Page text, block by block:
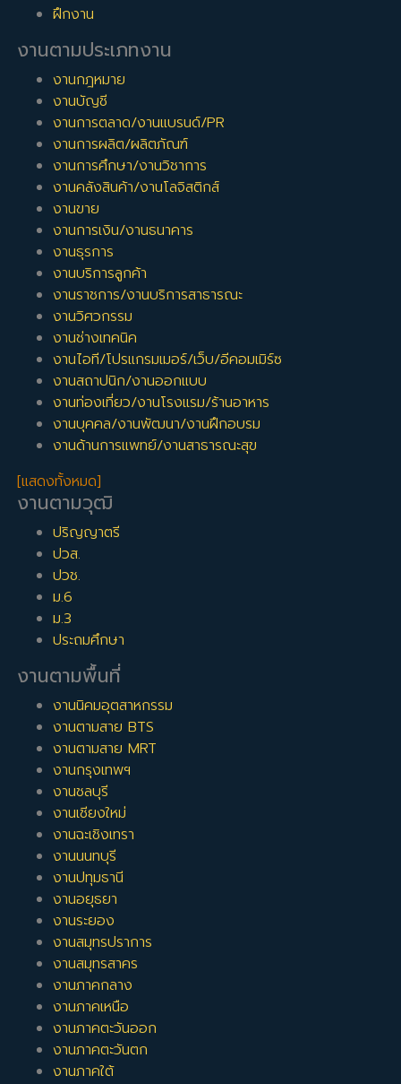
ฝึกงาน
งานตามประเภทงาน
งานกฎหมาย
งานบัญชี
งานการตลาด/งานแบรนด์/PR
งานการผลิต/ผลิตภัณฑ์
งานการศึกษา/งานวิชาการ
งานคลังสินค้า/งานโลจิสติกส์
งานขาย
งานการเงิน/งานธนาคาร
งานธุรการ
งานบริการลูกค้า
งานราชการ/งานบริการสาธารณะ
งานวิศวกรรม
งานช่างเทคนิค
งานไอที/โปรแกรมเมอร์/เว็บ/อีคอมเมิร์ซ
งานสถาปนิก/งานออกแบบ
งานท่องเที่ยว/งานโรงแรม/ร้านอาหาร
งานบุคคล/งานพัฒนา/งานฝึกอบรม
งานด้านการแพทย์/งานสาธารณะสุข
[แสดงทั้งหมด]
งานตามวุฒิ
ปริญญาตรี
ปวส.
ปวช.
ม.6
ม.3
ประถมศึกษา
งานตามพื้นที่
งานนิคมอุตสาหกรรม
งานตามสาย BTS
งานตามสาย MRT
งานกรุงเทพฯ
งานชลบุรี
งานเชียงใหม่
งานฉะเชิงเทรา
งานนนทบุรี
งานปทุมธานี
งานอยุธยา
งานระยอง
งานสมุทรปราการ
งานสมุทรสาคร
งานภาคกลาง
งานภาคเหนือ
งานภาคตะวันออก
งานภาคตะวันตก
งานภาคใต้